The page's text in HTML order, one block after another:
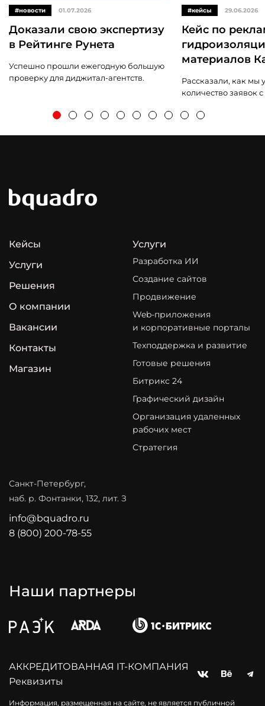
#новости 01.07.2026
Доказали свою экспертизу
в Рейтинге Рунета
Успешно прошли ежегодную большую
проверку для диджитал-агентств.
#кейсы 29.06.2026
Кейс по
материалов
Рассказали, как мы
количество заявок с
Санкт-Петербург,
наб. р. Фонтанки, 132, лит. З
info@bquadro.ru
8 (800) 200-78-55
Кейсы
Услуги
Решения
О компании
Вакансии
Контакты
Магазин
Услуги
Разработка ИИ
Создание сайтов
Продвижение
Web-приложения
и корпоративные порталы
Техподдержка и развитие
Готовые решения
Битрикс 24
Графический дизайн
Организация удаленных
рабочих мест
Стратегия
Наши партнеры
АККPЕДИТОВАННАЯ IT‑КОМПАНИЯ
Реквизиты
Информация, размещенная на сайте, не является публичной